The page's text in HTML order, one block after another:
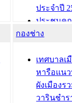
ประจำปี
ประชุมค
ความเสี่ย
ประชุมที
ชีวา สร้า
ขับเคลื่อน
“เมืองแห่
กองช่าง
เทศบาลเ
หารือแน
ผังเมืองร
วารินชำร